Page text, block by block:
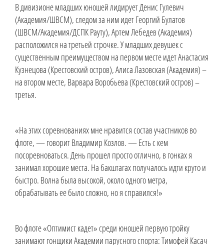
В дивизионе младших юношей лидирует Денис Гулевич
(Академия/ШВСМ), следом за ним идет Георгий Булатов
(ШВСМ/Академия/ДСПК Рауту), Артем Лебедев (Академия)
расположился на третьей строчке. У младших девушек с
существенным преимуществом на первом месте идет Анастасия
Кузнецова (Крестовский остров), Алиса Лазовская (Академия) –
на втором месте, Варвара Воробьева (Крестовский остров) –
третья.
«На этих соревнованиях мне нравится состав участников во
флоте, — говорит Владимир Козлов. — Есть с кем
посоревноваться. День прошел просто отлично, в гонках я
занимал хорошие места. На бакштагах получалось идти круто и
быстро. Волна была высокой, около одного метра,
обрабатывать ее было сложно, но я справился!»
Во флоте «Оптимист кадет» среди юношей первую тройку
занимают гонщики Академии парусного спорта: Тимофей Касач